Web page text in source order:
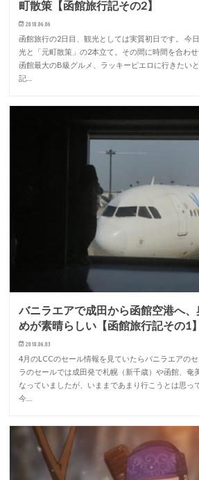
町散策【函館旅行記その2】
2018.06.06
函館旅行の2日目、観光としては実質初日です。 今
光と「元町散策」の2本立て。その間に時間を合わせ
函館最大のB級グルメ、ラッキーピエロに行きたい
記…
バニラエアで成田から函館空港へ
めが素晴らしい【函館旅行記その1】
2018.06.03
4月のLCCのセール情報を見ていたらバニラエアの
ラのセールでは成田発で札幌（新千歳）や函館、奄
なっていましたが、いままであまり行こうとは思っ
今…